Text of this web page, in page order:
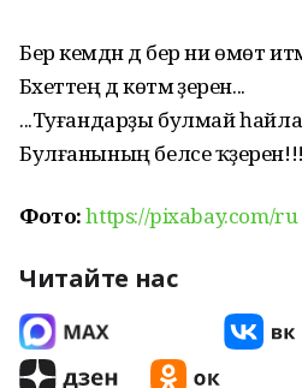
Бер кемдән дә бер ни өмөт
Бәхеттең дә көтмә әҙерен...
...Туғандарҙы булмай
Булғанының белсе ҡәҙерен!!!
Фото:https://pixabay.com/ru
Читайте нас